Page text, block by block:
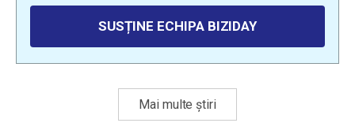
SUSȚINE ECHIPA BIZIDAY
Mai multe știri